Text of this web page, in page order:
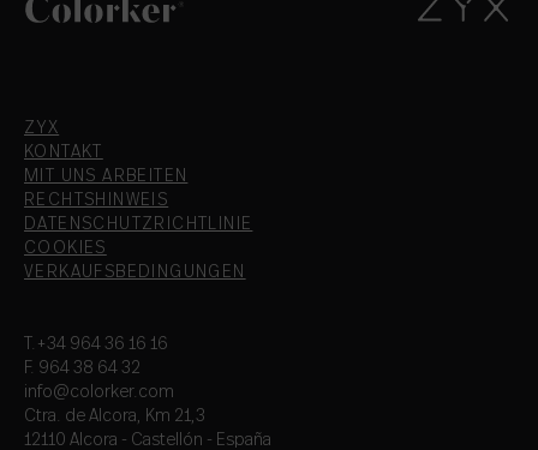
ZYX
KONTAKT
MIT UNS ARBEITEN
RECHTSHINWEIS
DATENSCHUTZRICHTLINIE
COOKIES
VERKAUFSBEDINGUNGEN
T.+34 964 36 16 16
F. 964 38 64 32
info@colorker.com
Ctra. de Alcora, Km 21,3
12110 Alcora - Castellón - España